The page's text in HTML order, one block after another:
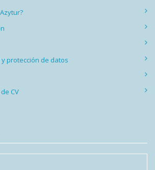
protección de datos
CV